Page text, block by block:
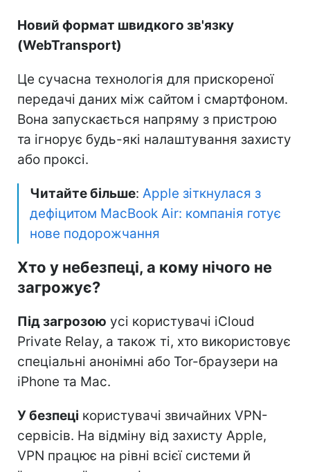
Новий формат швидкого зв'язку
(WebTransport)
Це сучасна технологія для прискореної
передачі даних між сайтом і смартфоном.
Вона запускається напряму з пристрою
та ігнорує будь-які налаштування захисту
або проксі.
Читайте більше: Apple зіткнулася з
дефіцитом MacBook Air: компанія готує
нове подорожчання
Хто у небезпеці, а кому нічого не
загрожує?
Під загрозою усі користувачі iCloud
Private Relay, а також ті, хто використовує
спеціальні анонімні або Tor-браузери на
iPhone та Mac.
У безпеці користувачі звичайних VPN-
сервісів. На відміну від захисту Apple,
VPN працює на рівні всієї системи й